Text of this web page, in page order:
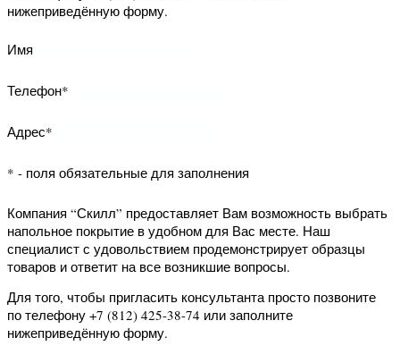
* - поля обязательные для заполнения
возможность запросить данный
удовольствием продемонстрирует
образцец товара и ответит на все
Для того, чтобы запросить образец
просто позвоните по телефону +7
(812) 425-38-74 или заполните
нижеприведённую форму.